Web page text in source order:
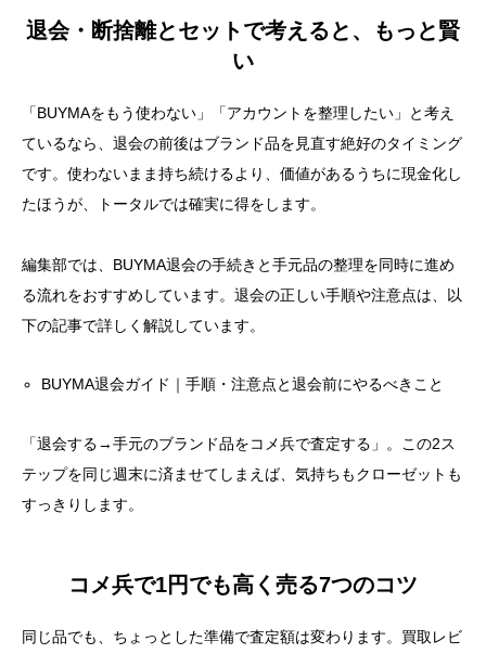
退会・断捨離とセットで考えると、もっと賢
い
「BUYMAをもう使わない」「アカウントを整理したい」と考え
ているなら、退会の前後はブランド品を見直す絶好のタイミング
です。使わないまま持ち続けるより、価値があるうちに現金化し
たほうが、トータルでは確実に得をします。
編集部では、BUYMA退会の手続きと手元品の整理を同時に進め
る流れをおすすめしています。退会の正しい手順や注意点は、以
下の記事で詳しく解説しています。
BUYMA退会ガイド｜手順・注意点と退会前にやるべきこと
「退会する→手元のブランド品をコメ兵で査定する」。この2ス
テップを同じ週末に済ませてしまえば、気持ちもクローゼットも
すっきりします。
コメ兵で1円でも高く売る7つのコツ
同じ品でも、ちょっとした準備で査定額は変わります。買取レビ